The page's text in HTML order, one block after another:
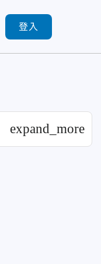
登入
expand_more